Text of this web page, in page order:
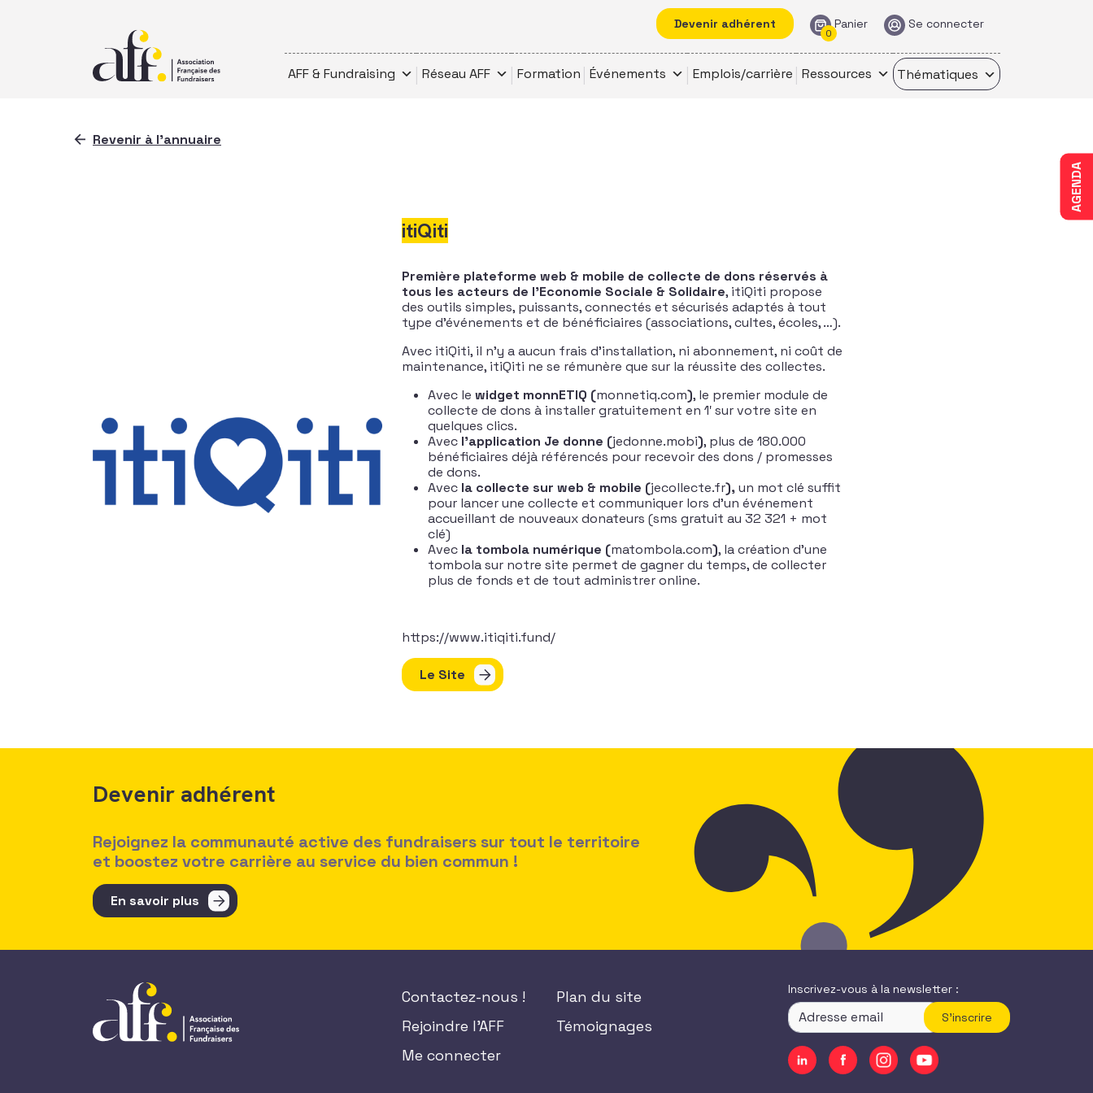
Devenir adhérent Panier
0
Se connecter
AFF & Fundraising Réseau AFF Formation Événements Emplois/carrière Ressources Thématiques
AGENDA
Revenir à l'annuaire
itiQiti
Première plateforme web & mobile de collecte de dons réservés à
tous les acteurs de l’Economie Sociale & Solidaire, itiQiti propose
des outils simples, puissants, connectés et sécurisés adaptés à tout
type d’événements et de bénéficiaires (associations, cultes, écoles, …).
Avec itiQiti, il n’y a aucun frais d’installation, ni abonnement, ni coût de
maintenance, itiQiti ne se rémunère que sur la réussite des collectes.
Avec le widget monnETIQ (monnetiq.com), le premier module de
collecte de dons à installer gratuitement en 1′ sur votre site en
quelques clics.
Avec l’application Je donne (jedonne.mobi), plus de 180.000
bénéficiaires déjà référencés pour recevoir des dons / promesses
de dons.
Avec la collecte sur web & mobile (jecollecte.fr),un mot clé suffit
pour lancer une collecte et communiquer lors d’un événement
accueillant de nouveaux donateurs (sms gratuit au 32 321 + mot
clé)
Avec la tombola numérique (matombola.com), la création d’une
tombola sur notre site permet de gagner du temps, de collecter
plus de fonds et de tout administrer online.
https://www.itiqiti.fund/
Le Site
Devenir adhérent
Rejoignez la communauté active des fundraisers sur tout le territoire
et boostez votre carrière au service du bien commun !
En savoir plus
Contactez-nous !
Rejoindre l'AFF
Me connecter
Plan du site
Témoignages
Inscrivez-vous à la newsletter :
S'inscrire